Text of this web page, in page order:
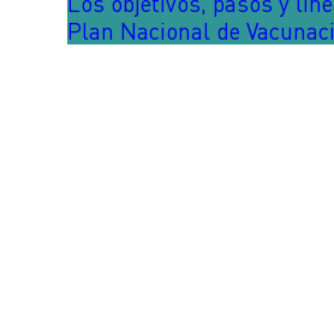
Plan Nacional de